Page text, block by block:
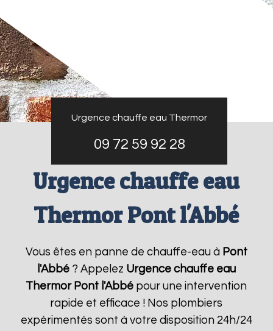
Urgence chauffe eau Thermor
09 72 59 92 28
Urgence chauffe eau
Thermor Pont l'Abbé
Vous êtes en panne de chauffe-eau à Pont
l'Abbé? Appelez Urgence chauffe eau
Thermor Pont l'Abbé pour une intervention
rapide et efficace ! Nos plombiers
expérimentés sont à votre disposition 24h/24